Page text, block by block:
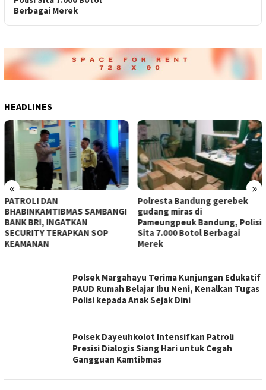
HEADLINES
« »
Polresta Bandung gerebek
gudang miras di
Pameungpeuk Bandung, Polisi
Sita 7.000 Botol Berbagai
Merek
Pantau Arus Lalu Lintas Jalur
Terusan Kopo Katapang, Arah
Ciwidey Lancar
Polsek Margahayu Terima Kunjungan Edukatif
PAUD Rumah Belajar Ibu Neni, Kenalkan Tugas
Polisi kepada Anak Sejak Dini
Polsek Dayeuhkolot Intensifkan Patroli
Presisi Dialogis Siang Hari untuk Cegah
Gangguan Kamtibmas